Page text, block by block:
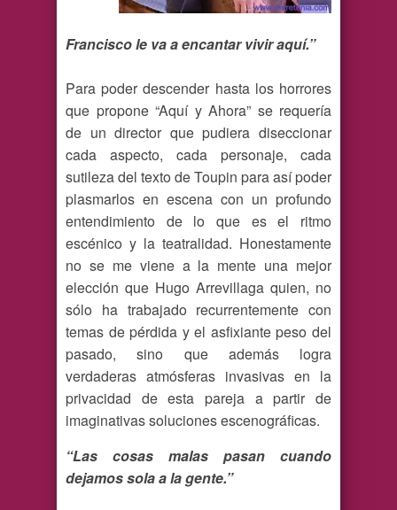
Francisco le va a encantar vivir aquí.”
Para poder descender hasta los horrores
que propone “Aquí y Ahora” se requería
de un director que pudiera diseccionar
cada aspecto, cada personaje, cada
sutileza del texto de Toupin para así poder
plasmarlos en escena con un profundo
entendimiento de lo que es el ritmo
escénico y la teatralidad. Honestamente
no se me viene a la mente una mejor
elección que Hugo Arrevillaga quien, no
sólo ha trabajado recurrentemente con
temas de pérdida y el asfixiante peso del
pasado, sino que además logra
verdaderas atmósferas invasivas en la
privacidad de esta pareja a partir de
imaginativas soluciones escenográficas.
“Las cosas malas pasan cuando
dejamos sola a la gente.”